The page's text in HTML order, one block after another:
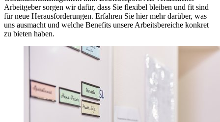
Arbeitgeber sorgen wir dafür, dass Sie flexibel bleiben und fit sind
für neue Herausforderungen. Erfahren Sie hier mehr darüber, was
uns ausmacht und welche Benefits unsere Arbeitsbereiche konkret
zu bieten haben.